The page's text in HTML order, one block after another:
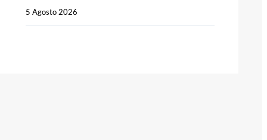
5 Agosto 2026